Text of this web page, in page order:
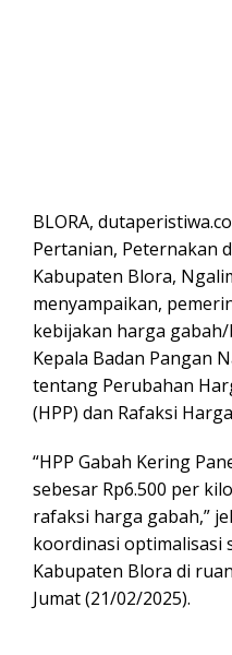
BLORA,
Pertanian, Peternakan
Kabupaten Blora,
menyampaikan,
kebijakan harga
Kepala Badan Pangan
tentang Perubahan
(HPP) dan Rafaksi
“HPP Gabah Kering
sebesar Rp6.500 per
rafaksi harga gabah,”
koordinasi optimalisasi
Kabupaten Blora di
Jumat (21/02/2025).